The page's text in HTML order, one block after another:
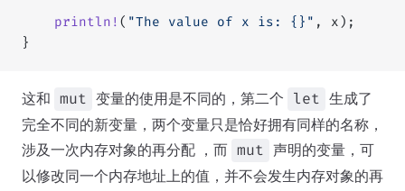
    println!
( "The value of x is: {}" , x);
}
这和 mut 变量的使用是不同的，第二个 let 生成了
完全不同的新变量，两个变量只是恰好拥有同样的名称，
涉及一次内存对象的再分配 ，而 mut 声明的变量，可
以修改同一个内存地址上的值，并不会发生内存对象的再